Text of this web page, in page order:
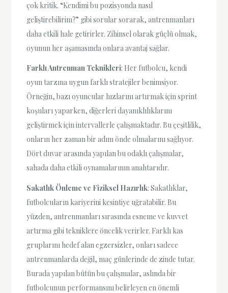
çok kritik. “Kendimi bu pozisyonda nasıl
geliştirebilirim?” gibi sorular sorarak, antrenmanları
daha etkili hale getirirler. Zihinsel olarak güçlü olmak,
oyunun her aşamasında onlara avantaj sağlar.
Farklı Antrenman Teknikleri: Her futbolcu, kendi
oyun tarzına uygun farklı stratejiler benimsiyor.
Örneğin, bazı oyuncular hızlarını artırmak için sprint
koşuları yaparken, diğerleri dayanıklılıklarını
geliştirmek için intervallerle çalışmaktadır. Bu çeşitlilik,
onların her zaman bir adım önde olmalarını sağlıyor.
Dört duvar arasında yapılan bu odaklı çalışmalar,
sahada daha etkili oynamalarının anahtarıdır.
Sakatlık Önleme ve Fiziksel Hazırlık: Sakatlıklar,
futbolcuların kariyerini kesintiye uğratabilir. Bu
yüzden, antrenmanları sırasında esneme ve kuvvet
artırma gibi tekniklere öncelik verirler. Farklı kas
gruplarını hedef alan egzersizler, onları sadece
antrenmanlarda değil, maç günlerinde de zinde tutar.
Burada yapılan bütün bu çalışmalar, aslında bir
futbolcunun performansını belirleyen en önemli